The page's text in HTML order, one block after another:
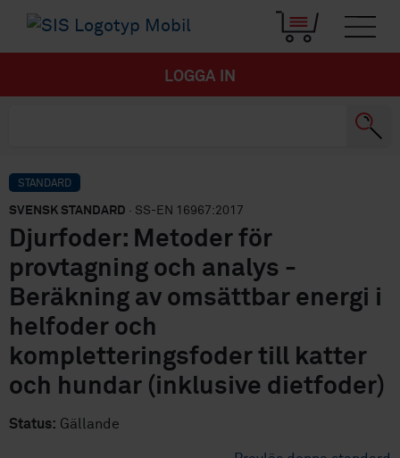
LOGGA IN
STANDARD
SVENSK STANDARD · SS-EN 16967:2017
Djurfoder: Metoder för
provtagning och analys -
Beräkning av omsättbar energi i
helfoder och
kompletteringsfoder till katter
och hundar (inklusive dietfoder)
Status: Gällande